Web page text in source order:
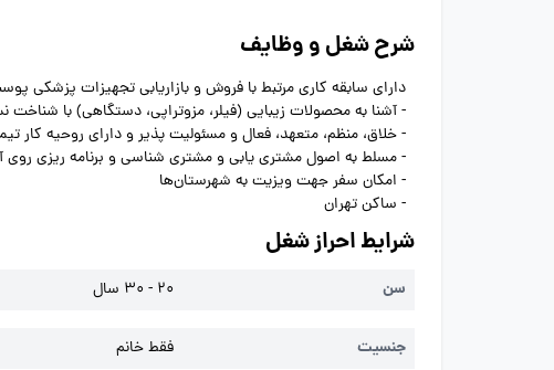
شرح شغل و وظایف
دارای سابقه کاری مرتبط با فروش و بازاریابی تجهیزات پزشکی
- آشنا به محصولات زیبایی (فیلر، مزوتراپی، دستگاهی) با شناخت
- خلاق، منظم، متعهد، فعال و مسئولیت پذیر و دارای روحیه کار
- مسلط به اصول مشتری یابی و مشتری شناسی و برنامه ریزی روی
- امکان سفر جهت ویزیت به شهرستان‌ها
- ساکن تهران
شرایط احراز شغل
سن 20 - 30 سال
جنسیت فقط خانم